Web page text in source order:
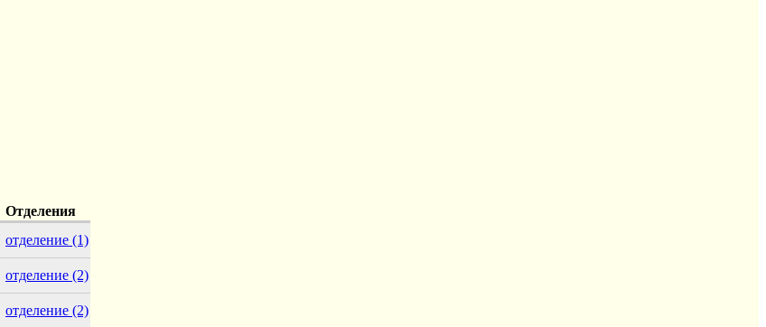
Отделения
отделение (1)
отделение (2)
отделение (2)